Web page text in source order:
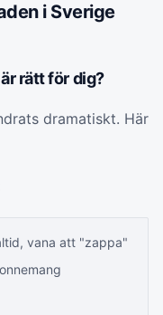
i Sverige
rätt för dig?
dramatiskt. Här
vana att "zappa"